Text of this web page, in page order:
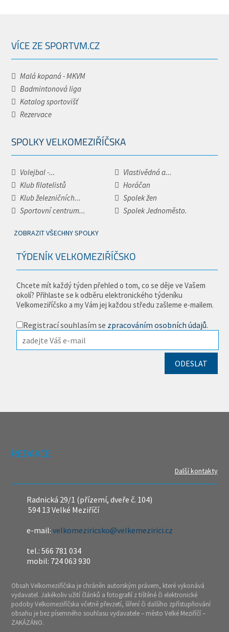
VÍCE ZE SPORTVM.CZ
Malá kopaná - MKVM
Badmintonová liga
Katalog sportovišť
Rezervace
SPOLKY VELKOMEZIŘÍČSKA
Volejbal -...
Vlastivědná a...
Klub filatelistů
Horáčan
Klub železničních...
Spolek žen
Sportovní centrum...
Spolek Jednoměsto.
ZOBRAZIT VŠECHNY SPOLKY
TÝDENÍK VELKOMEZIŘÍČSKO
Chcete mít každý týden přehled o tom, co se děje ve Vašem
okolí? Přihlaste se k odběru elektronického týdeníku
Velkomeziříčsko a my Vám jej každou středu zašleme e-mailem.
Registrací souhlasím se zpracováním osobních údajů.
REDAKCE
Další kontakty
Radnická 29/1 (přízemí, dveře č. 104)
594 13 Velké Meziříčí
e-mail:velkomeziricsko@velkemezirici.cz
tel.: 566 781 034
mobil: 724 063 930
Obsah Velkomeziříčska je chráněn autorským právem, které vykonává
vydavatel. Jakékoliv užití článků a fotografií z tištěné či elektronické
podoby Velkomeziříčska včetně převzetí, šíření či dalšího zpřístupňování
obsahu je bez písemného souhlasu vydavatele – město Velké Meziříčí –
ZAKÁZÁNO.